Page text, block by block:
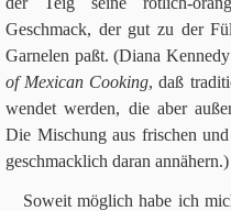
Geschmack, der gut zu der
Gar­ne­len paßt. (Diana
of Mexi­can Coo­king, daß
wen­det wer­den, die aber
Die Mischung aus fri­schen
geschmack­lich daran annähern.)
Soweit mög­lich habe ich